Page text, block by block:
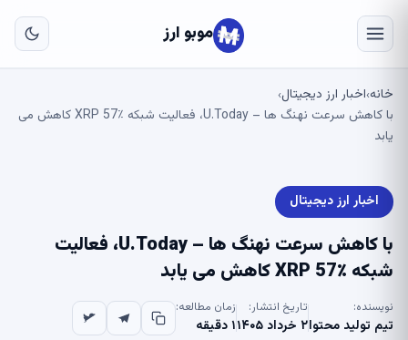
موبو ارز
خانه›اخبار ارز دیجیتال›
با کاهش سرعت نهنگ ها – U.Today، فعالیت شبکه XRP 57٪ کاهش می
یابد
اخبار ارز دیجیتال
با کاهش سرعت نهنگ ها – U.Today، فعالیت
شبکه XRP 57٪ کاهش می یابد
نویسنده:
تیم تولید محتوا
تاریخ انتشار:
۲ خرداد ۱۴۰۵
زمان مطالعه:
۱ دقیقه